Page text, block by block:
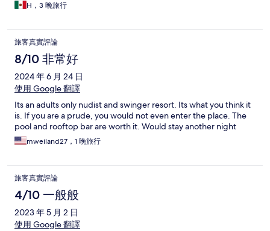
H，3 晚旅行
旅客真實評論
8/10 非常好
2024 年 6 月 24 日
使用 Google 翻譯
Its an adults only nudist and swinger resort. Its what you think it
is. If you are a prude, you would not even enter the place. The
pool and rooftop bar are worth it. Would stay another night
mweiland27，1 晚旅行
旅客真實評論
4/10 一般般
2023 年 5 月 2 日
使用 Google 翻譯